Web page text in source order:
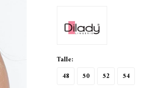
Talle:
48
50 52 54